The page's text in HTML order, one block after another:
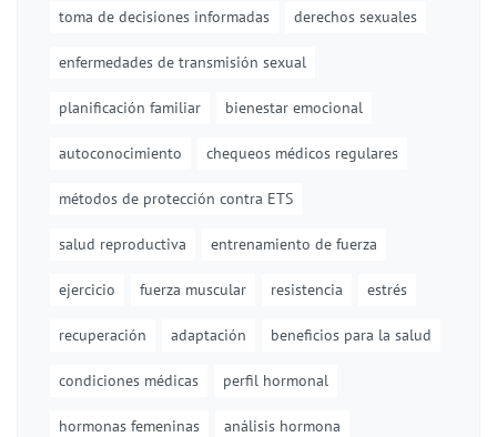
toma de decisiones informadas derechos sexuales
enfermedades de transmisión sexual
planificación familiar bienestar emocional
autoconocimiento chequeos médicos regulares
métodos de protección contra ETS
salud reproductiva entrenamiento de fuerza
ejercicio fuerza muscular resistencia estrés
recuperación adaptación beneficios para la salud
condiciones médicas perfil hormonal
hormonas femeninas análisis hormona